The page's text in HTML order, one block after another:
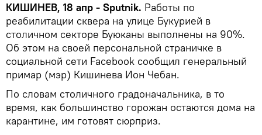
КИШИНЕВ, 18 апр - Sputnik. Работы по
реабилитации сквера на улице Букурией в
столичном секторе Буюканы выполнены на 90%.
Об этом на своей персональной страничке в
социальной сети Facebook сообщил генеральный
примар (мэр) Кишинева Ион Чебан.
По словам столичного градоначальника, в то
время, как большинство горожан остаются дома на
карантине, им готовят сюрприз.